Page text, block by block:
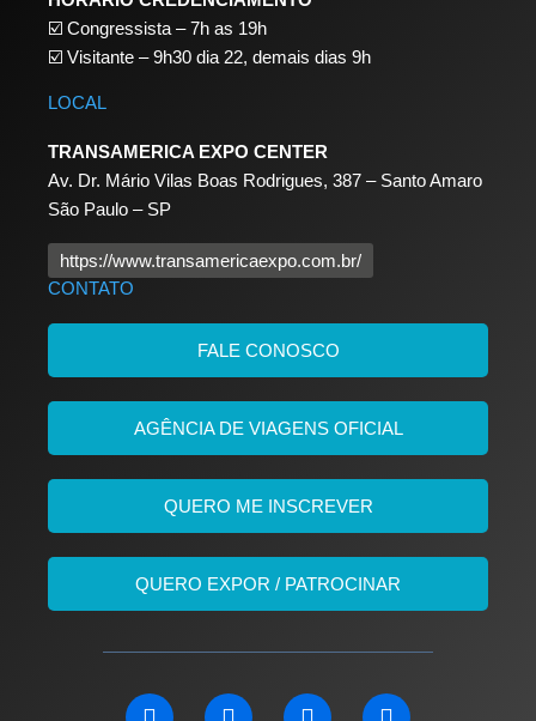
☑️ Congressista – 7h as 19h
☑️ Visitante – 9h30 dia 22, demais dias 9h
LOCAL
TRANSAMERICA EXPO CENTER
Av. Dr. Mário Vilas Boas Rodrigues, 387 – Santo Amaro
São Paulo – SP
https://www.transamericaexpo.com.br/
CONTATO
FALE CONOSCO
AGÊNCIA DE VIAGENS OFICIAL
QUERO ME INSCREVER
QUERO EXPOR / PATROCINAR
L
F
I
Y